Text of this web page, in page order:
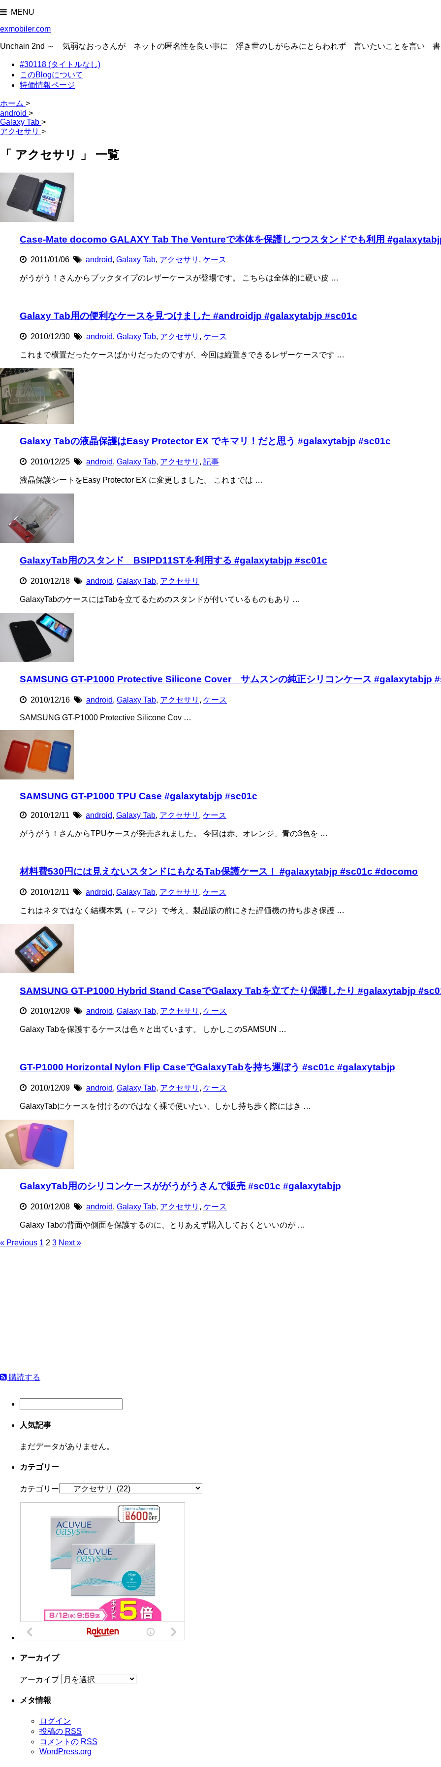
MENU
exmobiler.com
Unchain 2nd ～ 気弱なおっさんが ネットの匿名性を良い事に 浮き世のしがらみにとらわれず 言いたいことを言い
#30118 (タイトルなし)
このBlogについて
特価情報ページ
ホーム >
android >
Galaxy Tab >
アクセサリ >
「 アクセサリ 」 一覧
Case-Mate docomo GALAXY Tab The Ventureで本体を保護しつつスタンドでも利用
2011/01/06 android, Galaxy Tab, アクセサリ , ケース
がうがう！さんからブックタイプのレザーケースが登場です。 こちらは全体的に硬い皮 …
Galaxy Tab用の便利なケースを見つけました #androidjp #galaxytabjp #sc01c
2010/12/30 android, Galaxy Tab, アクセサリ , ケース
これまで横置だったケースばかりだったのですが、今回は縦置きできるレザーケースです …
Galaxy Tabの液晶保護はEasy Protector EX でキマリ！だと思う #galaxytabjp #sc01c
2010/12/25 android, Galaxy Tab, アクセサリ , 記事
液晶保護シートをEasy Protector EX に変更しました。 これまでは …
GalaxyTab用のスタンド BSIPD11STを利用する #galaxytabjp #sc01c
2010/12/18 android, Galaxy Tab, アクセサリ
GalaxyTabのケースにはTabを立てるためのスタンドが付いているものもあり …
SAMSUNG GT-P1000 Protective Silicone Cover サムスンの純正シリコンケース #galaxytabjp
2010/12/16 android, Galaxy Tab, アクセサリ , ケース
SAMSUNG GT-P1000 Protective Silicone Cov …
SAMSUNG GT-P1000 TPU Case #galaxytabjp #sc01c
2010/12/11 android, Galaxy Tab, アクセサリ , ケース
がうがう！さんからTPUケースが発売されました。 今回は赤、オレンジ、青の3色を …
材料費530円には見えないスタンドにもなるTab保護ケース！ #galaxytabjp #sc01c #docomo
2010/12/11 android, Galaxy Tab, アクセサリ , ケース
これはネタではなく結構本気（←マジ）で考え、製品版の前にきた評価機の持ち歩き保護 …
SAMSUNG GT-P1000 Hybrid Stand CaseでGalaxy Tabを立てたり保護したり #galaxytabjp
2010/12/09 android, Galaxy Tab, アクセサリ , ケース
Galaxy Tabを保護するケースは色々と出ています。 しかしこのSAMSUN …
GT-P1000 Horizontal Nylon Flip CaseでGalaxyTabを持ち運ぼう #sc01c #galaxytabjp
2010/12/09 android, Galaxy Tab, アクセサリ , ケース
GalaxyTabにケースを付けるのではなく裸で使いたい、しかし持ち歩く際にはき …
GalaxyTab用のシリコンケースががうがうさんで販売 #sc01c #galaxytabjp
2010/12/08 android, Galaxy Tab, アクセサリ , ケース
Galaxy Tabの背面や側面を保護するのに、とりあえず購入しておくといいのが …
« Previous 1 2 3 Next »
購読する
人気記事
まだデータがありません。
カテゴリー
カテゴリー
アーカイブ
アーカイブ
メタ情報
ログイン
投稿の RSS
コメントの RSS
WordPress.org